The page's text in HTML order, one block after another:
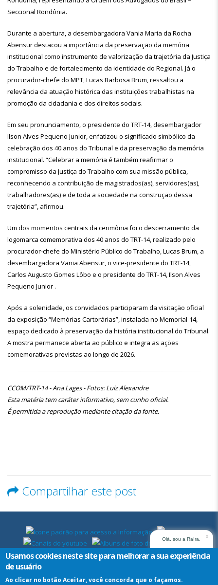
Seccional Rondônia.
Durante a abertura, a desembargadora Vania Maria da Rocha
Abensur destacou a importância da preservação da memória
institucional como instrumento de valorização da trajetória da Justiça
do Trabalho e de fortalecimento da identidade do Regional. Já o
procurador-chefe do MPT, Lucas Barbosa Brum, ressaltou a
relevância da atuação histórica das instituições trabalhistas na
promoção da cidadania e dos direitos sociais.
Em seu pronunciamento, o presidente do TRT-14, desembargador
Ilson Alves Pequeno Junior, enfatizou o significado simbólico da
celebração dos 40 anos do Tribunal e da preservação da memória
institucional. “Celebrar a memória é também reafirmar o
compromisso da Justiça do Trabalho com sua missão pública,
reconhecendo a contribuição de magistrados(as), servidores(as),
trabalhadores(as) e de toda a sociedade na construção dessa
trajetória”, afirmou.
Um dos momentos centrais da cerimônia foi o descerramento da
logomarca comemorativa dos 40 anos do TRT-14, realizado pelo
procurador-chefe do Ministério Público do Trabalho, Lucas Brum, a
desembargadora Vania Abensur, o vice-presidente do TRT-14,
Carlos Augusto Gomes Lôbo e o presidente do TRT-14, Ilson Alves
Pequeno Junior .
Após a solenidade, os convidados participaram da visitação oficial
da exposição “Memórias Cartorárias”, instalada no Memorial-14,
espaço dedicado à preservação da história institucional do Tribunal.
A mostra permanece aberta ao público e integra as ações
comemorativas previstas ao longo de 2026.
​CCOM/TRT-14 - Ana Lages - Fotos: Luiz Alexandre
Esta matéria tem caráter informativo, sem cunho oficial.
É permitida a reprodução mediante citação da fonte.
Compartilhar este post
Olá, sou a Raíra,
assistente virtual do
TRT14. Em que posso
x
Usamos cookies neste site para melhorar a sua experiência
de usuário
Ao clicar no botão Aceitar, você concorda que o façamos.